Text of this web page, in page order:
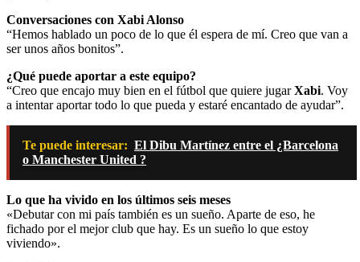
Conversaciones con Xabi Alonso
“Hemos hablado un poco de lo que él espera de mí. Creo que van a
ser unos años bonitos”.
¿Qué puede aportar a este equipo?
“Creo que encajo muy bien en el fútbol que quiere jugarXabi. Voy
a intentar aportar todo lo que pueda y estaré encantado de ayudar”.
Te puede interesar: El Dibu Martínez entre el ¿Barcelona
o Manchester United ?
Lo que ha vivido en los últimos seis meses
«Debutar con mi país también es un sueño. Aparte de eso, he
fichado por el mejor club que hay. Es un sueño lo que estoy
viviendo».